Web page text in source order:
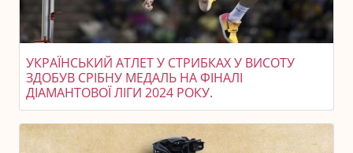
УКРАЇНСЬКИЙ АТЛЕТ У СТРИБКАХ У ВИСОТУ
ЗДОБУВ СРІБНУ МЕДАЛЬ НА ФІНАЛІ
ДІАМАНТОВОЇ ЛІГИ 2024 РОКУ.